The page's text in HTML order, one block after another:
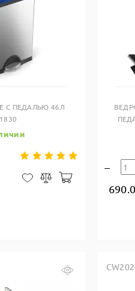
клик
С ПЕДАЛЬЮ 46Л
В закладки
Сравнить